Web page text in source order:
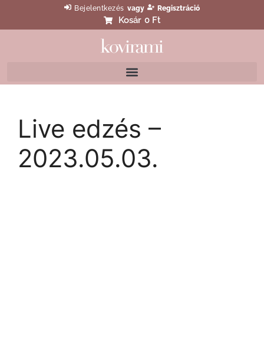
Bejelentkezés vagy Regisztráció
Kosár 0 Ft
Live edzés –
2023.05.03.